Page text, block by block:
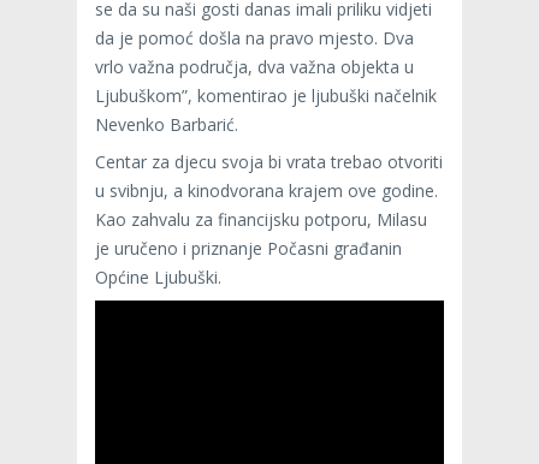
se da su naši gosti danas imali priliku vidjeti
da je pomoć došla na pravo mjesto. Dva
vrlo važna područja, dva važna objekta u
Ljubuškom”, komentirao je ljubuški načelnik
Nevenko Barbarić.
Centar za djecu svoja bi vrata trebao otvoriti
u svibnju, a kinodvorana krajem ove godine.
Kao zahvalu za financijsku potporu, Milasu
je uručeno i priznanje Počasni građanin
Općine Ljubuški.